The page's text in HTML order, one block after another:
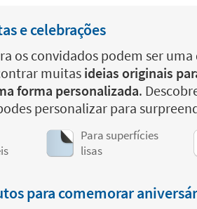
e celebrações
os convidados podem ser uma
muitas ideias originais
forma personalizada.
personalizar para
Para superfícies
lisas
para comemorar